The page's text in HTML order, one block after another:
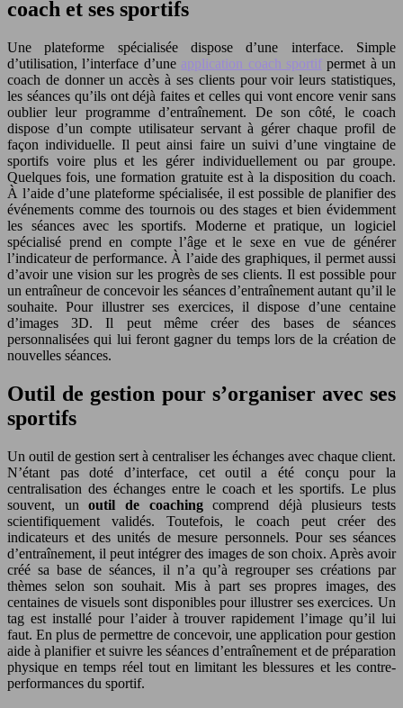
coach et ses sportifs
Une plateforme spécialisée dispose d’une interface. Simple
d’utilisation, l’interface d’une application coach sportifpermet à un
coach de donner un accès à ses clients pour voir leurs statistiques,
les séances qu’ils ont déjà faites et celles qui vont encore venir sans
oublier leur programme d’entraînement. De son côté, le coach
dispose d’un compte utilisateur servant à gérer chaque profil de
façon individuelle. Il peut ainsi faire un suivi d’une vingtaine de
sportifs voire plus et les gérer individuellement ou par groupe.
Quelques fois, une formation gratuite est à la disposition du coach.
À l’aide d’une plateforme spécialisée, il est possible de planifier des
événements comme des tournois ou des stages et bien évidemment
les séances avec les sportifs. Moderne et pratique, un logiciel
spécialisé prend en compte l’âge et le sexe en vue de générer
l’indicateur de performance. À l’aide des graphiques, il permet aussi
d’avoir une vision sur les progrès de ses clients. Il est possible pour
un entraîneur de concevoir les séances d’entraînement autant qu’il le
souhaite. Pour illustrer ses exercices, il dispose d’une centaine
d’images 3D. Il peut même créer des bases de séances
personnalisées qui lui feront gagner du temps lors de la création de
nouvelles séances.
Outil de gestion pour s’organiser avec ses
sportifs
Un outil de gestion sert à centraliser les échanges avec chaque client.
N’étant pas doté d’interface, cet outil a été conçu pour la
centralisation des échanges entre le coach et les sportifs. Le plus
souvent, unoutil de coachingcomprend déjà plusieurs tests
scientifiquement validés. Toutefois, le coach peut créer des
indicateurs et des unités de mesure personnels. Pour ses séances
d’entraînement, il peut intégrer des images de son choix. Après avoir
créé sa base de séances, il n’a qu’à regrouper ses créations par
thèmes selon son souhait. Mis à part ses propres images, des
centaines de visuels sont disponibles pour illustrer ses exercices. Un
tag est installé pour l’aider à trouver rapidement l’image qu’il lui
faut. En plus de permettre de concevoir, une application pour gestion
aide à planifier et suivre les séances d’entraînement et de préparation
physique en temps réel tout en limitant les blessures et les contre-
performances du sportif.